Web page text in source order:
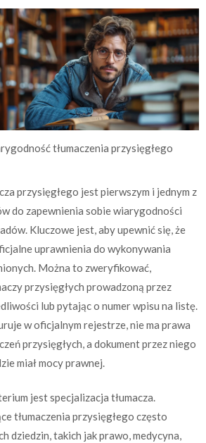
tłumaczenia przysięgłego
przysięgłego jest pierwszym i jednym z
do zapewnienia sobie wiarygodności
Kluczowe jest, aby upewnić się, że
uprawnienia do wykonywania
Można to zweryfikować,
przysięgłych prowadzoną przez
lub pytając o numer wpisu na listę.
w oficjalnym rejestrze, nie ma prawa
przysięgłych, a dokument przez niego
miał mocy prawnej.
jest specjalizacja tłumacza.
tłumaczenia przysięgłego często
dziedzin, takich jak prawo, medycyna,